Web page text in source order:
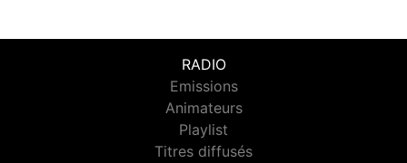
RADIO
Emissions
Animateurs
Playlist
Titres diffusés